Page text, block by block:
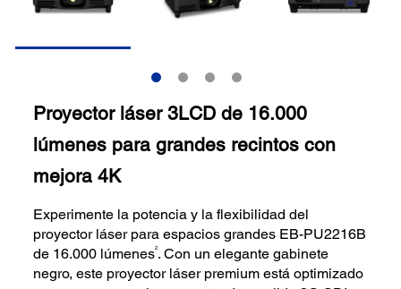
Proyector láser 3LCD de 16.000
lúmenes para grandes recintos con
mejora 4K
Experimente la potencia y la flexibilidad del
proyector láser para espacios grandes EB-PU2216B
de 16.000 lúmenes2. Con un elegante gabinete
negro, este proyector láser premium está optimizado